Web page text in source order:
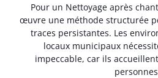
Pour un Nettoyage après
œuvre une méthode structurée
traces persistantes. Les
locaux municipaux
impeccable, car ils